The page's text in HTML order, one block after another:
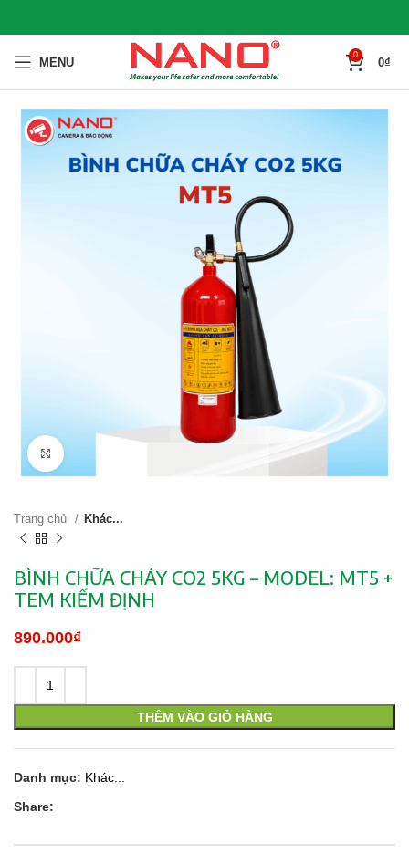
MENU
0
0₫
Trang chủ Khác...
BÌNH CHỮA CHÁY CO2 5KG – MODEL: MT5 +
TEM KIỂM ĐỊNH
890.000₫
THÊM VÀO GIỎ HÀNG
Danh mục: Khác...
Share: